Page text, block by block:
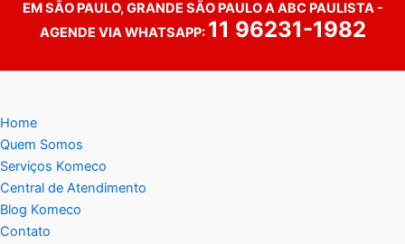
EM SÃO PAULO, GRANDE SÃO PAULO A ABC PAULISTA -
AGENDE VIA WHATSAPP: 11 96231-1982
Home
Quem Somos
Serviços Komeco
Central de Atendimento
Blog Komeco
Contato